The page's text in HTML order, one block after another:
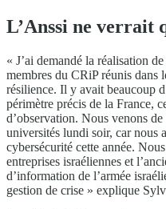
L’Anssi ne verrait
« J’ai demandé la réalisation
membres du CRiP réunis dans
résilience. Il y avait beaucoup
périmètre précis de la France,
d’observation. Nous venons
universités lundi soir, car nous
cybersécurité cette année.
entreprises israéliennes et
d’information de l’armée
gestion de crise » explique